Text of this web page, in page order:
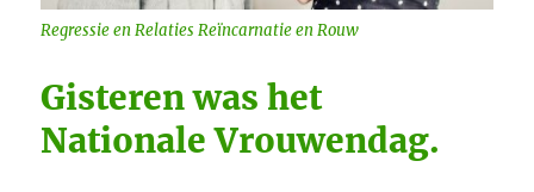
Regressie en Relaties Reïncarnatie en Rouw
Gisteren was het
Nationale Vrouwendag.